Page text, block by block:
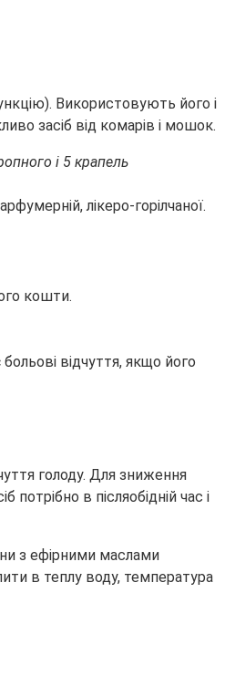
Використовують його і
засіб від комарів і мошок.
і 5 крапель
лікеро-горілчаної.
кошти.
відчуття, якщо його
голоду. Для зниження
в післяобідній час і
з ефірними маслами
в теплу воду, температура